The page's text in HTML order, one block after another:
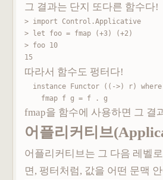
그 결과는 단지 또다른 함수다!
> import Control.Applicative
> let foo = fmap (+3) (+2)
> foo 10
15
따라서 함수도 펑터다!
instance Functor ((->) r) where
    fmap f g = f . g
fmap을 함수에 사용하면 그 결
어플리커티브
어플리커티브는 그 다음 레벨
면, 펑터처럼, 값을 어떤 문맥